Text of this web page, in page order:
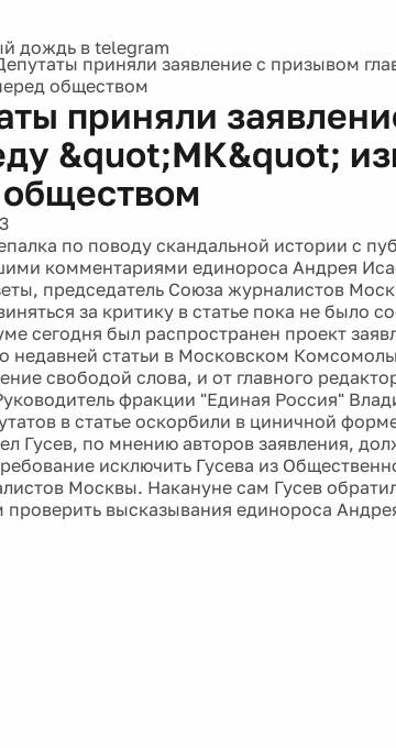
приняли заявление с призывом
обществом
приняли
&quot;МК&quot;
по поводу скандальной истории с
комментариями единороса Андрея
председатель Союза журналистов
за критику в статье пока не было
сегодня был распространен проект
недавней статьи в Московском
свободой слова, и от главного
фракции "Единая Россия"
в статье оскорбили в циничной
Гусев, по мнению авторов заявления,
исключить Гусева из
Москвы. Накануне сам Гусев
проверить высказывания единороса